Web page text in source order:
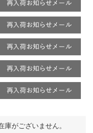
がございません。